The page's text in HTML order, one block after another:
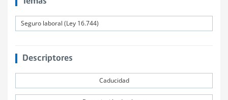
Seguro laboral (Ley 16.744)
Descriptores
Caducidad